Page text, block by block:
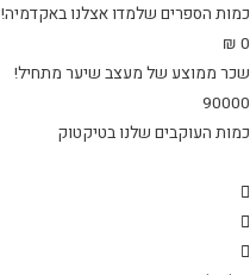
כמות הספרים שלמדו אצלנו באקדמיה!
0
₪
שכר ממוצע של מעצב שיער מתחיל!
90000
כמות העוקבים שלנו בטיקטוק